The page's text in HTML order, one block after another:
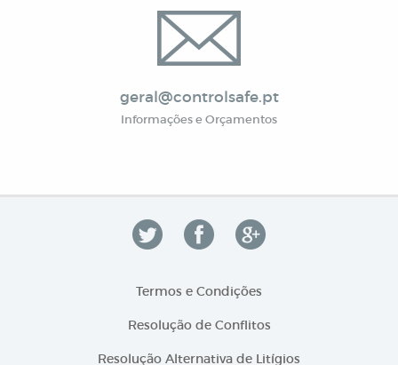
geral@controlsafe.pt
Informações e Orçamentos
Termos e Condições
Resolução de Conflitos
Resolução Alternativa de Litígios